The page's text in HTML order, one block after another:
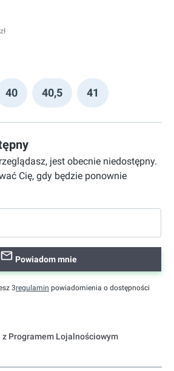
40 40,5 41
jest obecnie niedostępny.
Cię, gdy będzie ponownie
Powiadom mnie
3regulamin powiadomienia o dostępności
z Programem Lojalnościowym